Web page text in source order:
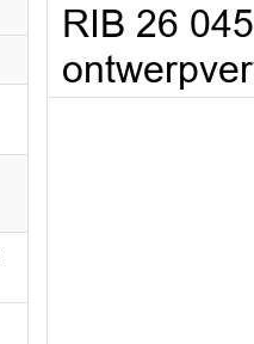
RIB 26